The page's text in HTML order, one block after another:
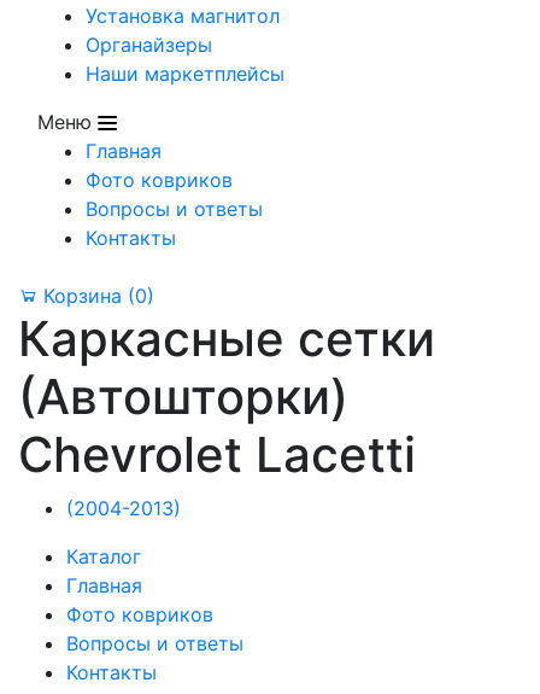
Установка магнитол
Органайзеры
Наши маркетплейсы
Меню
Главная
Фото ковриков
Вопросы и ответы
Контакты
Корзина (0)
Каркасные сетки
(Автошторки)
Chevrolet Lacetti
(2004-2013)
Каталог
Главная
Фото ковриков
Вопросы и ответы
Контакты